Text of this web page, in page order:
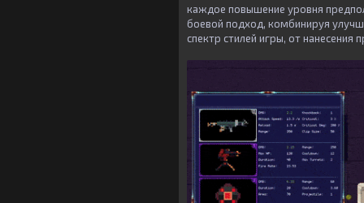
каждое повышение уровня
боевой подход, комбинируя
спектр стилей игры, от